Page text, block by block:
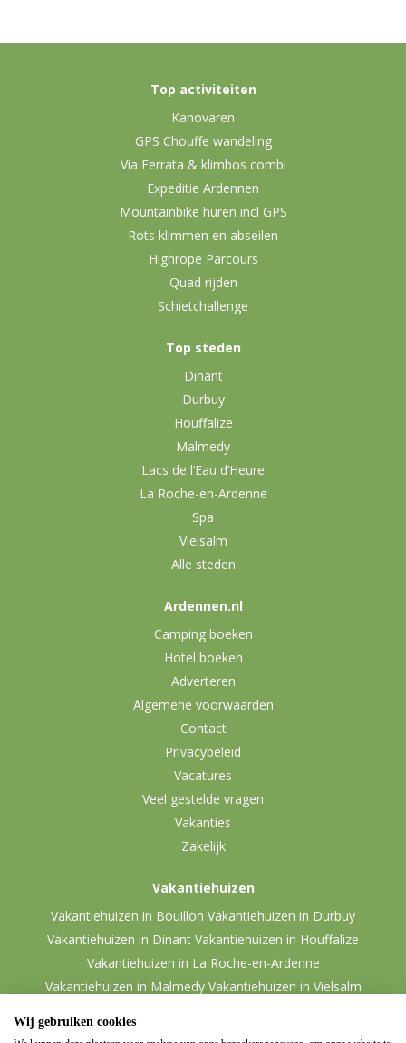
Top activiteiten
Kanovaren
GPS Chouffe wandeling
Via Ferrata & klimbos combi
Expeditie Ardennen
Mountainbike huren incl GPS
Rots klimmen en abseilen
Highrope Parcours
Quad rijden
Schietchallenge
Top steden
Dinant
Durbuy
Houffalize
Malmedy
Lacs de l’Eau d’Heure
La Roche-en-Ardenne
Spa
Vielsalm
Alle steden
Ardennen.nl
Camping boeken
Hotel boeken
Adverteren
Algemene voorwaarden
Contact
Privacybeleid
Vacatures
Veel gestelde vragen
Vakanties
Zakelijk
Vakantiehuizen
Vakantiehuizen in Bouillon Vakantiehuizen in Durbuy
Vakantiehuizen in Dinant Vakantiehuizen in Houffalize
Vakantiehuizen in La Roche-en-Ardenne
Vakantiehuizen in Malmedy Vakantiehuizen in Vielsalm
Wij gebruiken cookies